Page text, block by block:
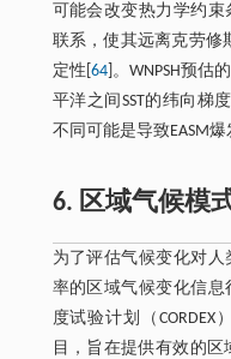
可能会改变热力学约
联系，使其远离克劳修
定性[ 64]。WNPSH预估
平洋之间SST的纬向梯
不同可能是导致EASM
6. 区域气候模
为了评估气候变化对
率的区域气候变化信息
度试验计划（
目，旨在提供有效的区